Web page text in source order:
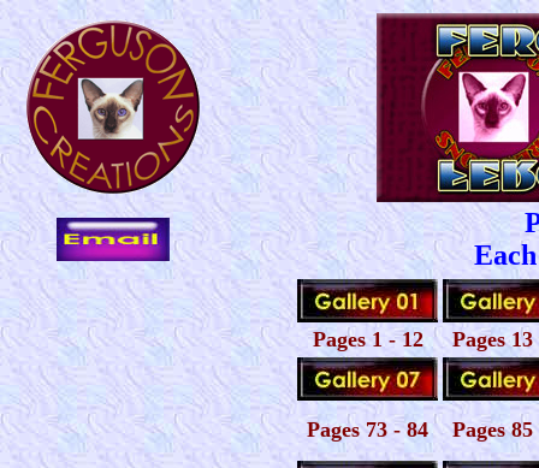
Pages 1 - 12 Pages
Pages 73 - 84 Pages